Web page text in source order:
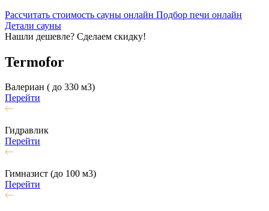
Рассчитать стоимость сауны онлайн Подбор печи онлайн
Детали сауны
Нашли дешевле? Сделаем скидку!
Termofor
Валериан ( до 330 м3)
Перейти
Гидравлик
Перейти
Гимназист (до 100 м3)
Перейти